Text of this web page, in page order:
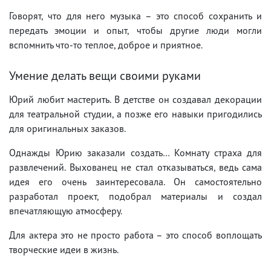
Говорят, что для него музыка – это способ сохранить и
передать эмоции и опыт, чтобы другие люди могли
вспомнить что-то теплое, доброе и приятное.
Умение делать вещи своими руками
Юрий любит мастерить. В детстве он создавал декорации
для театральной студии, а позже его навыки пригодились
для оригинальных заказов.
Однажды Юрию заказали создать… Комнату страха для
развлечений. Выхованец не стал отказываться, ведь сама
идея его очень заинтересовала. Он самостоятельно
разработал проект, подобрал материалы и создал
впечатляющую атмосферу.
Для актера это не просто работа – это способ воплощать
творческие идеи в жизнь.